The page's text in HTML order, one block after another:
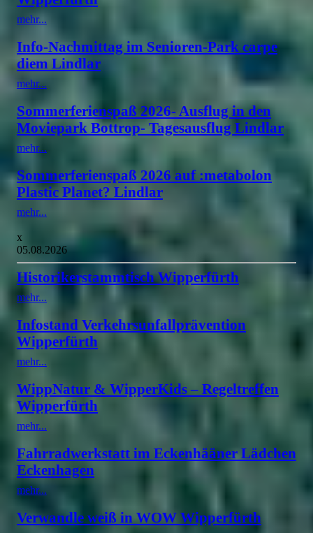
mehr...
Info-Nachmittag im Senioren-Park carpe
diem Lindlar
mehr...
Sommerferienspaß 2026- Ausflug in den
Moviepark Bottrop- Tagesausflug Lindlar
mehr...
Sommerferienspaß 2026 auf :metabolon
Plastic Planet? Lindlar
mehr...
x
05.08.2026
Historikerstammtisch Wipperfürth
mehr...
Infostand Verkehrsunfallprävention
Wipperfürth
mehr...
WippNatur & WipperKids – Regeltreffen
Wipperfürth
mehr...
Fahrradwerkstatt im Eckenhääner Lädchen
Eckenhagen
mehr...
Verwandle weiß in WOW Wipperfürth